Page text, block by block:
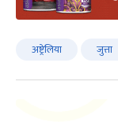
अष्ट्रेलिया जुत्ता